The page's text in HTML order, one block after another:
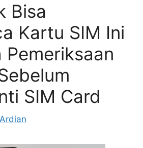
Bisa
Kartu SIM Ini
Pemeriksaan
SIM Card
Ardian